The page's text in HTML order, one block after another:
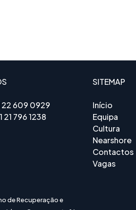
22 609 0929
21 796 1238
SITEMAP
Início
Equipa
Cultura
Nearshore
Contactos
Vagas
de Recuperação e